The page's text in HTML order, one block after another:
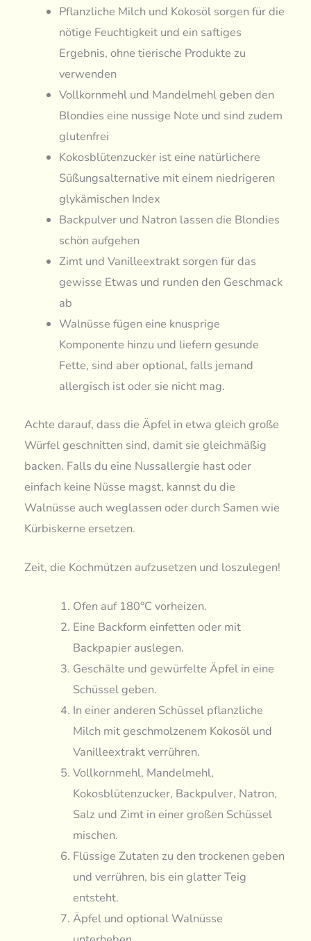
Pflanzliche Milch und Kokosöl sorgen für die
nötige Feuchtigkeit und ein saftiges
Ergebnis, ohne tierische Produkte zu
verwenden
Vollkornmehl und Mandelmehl geben den
Blondies eine nussige Note und sind zudem
glutenfrei
Kokosblütenzucker ist eine natürlichere
Süßungsalternative mit einem niedrigeren
glykämischen Index
Backpulver und Natron lassen die Blondies
schön aufgehen
Zimt und Vanilleextrakt sorgen für das
gewisse Etwas und runden den Geschmack
ab
Walnüsse fügen eine knusprige
Komponente hinzu und liefern gesunde
Fette, sind aber optional, falls jemand
allergisch ist oder sie nicht mag.
Achte darauf, dass die Äpfel in etwa gleich große
Würfel geschnitten sind, damit sie gleichmäßig
backen. Falls du eine Nussallergie hast oder
einfach keine Nüsse magst, kannst du die
Walnüsse auch weglassen oder durch Samen wie
Kürbiskerne ersetzen.
Zeit, die Kochmützen aufzusetzen und loszulegen!
Ofen auf 180°C vorheizen.
Eine Backform einfetten oder mit
Backpapier auslegen.
Geschälte und gewürfelte Äpfel in eine
Schüssel geben.
In einer anderen Schüssel pflanzliche
Milch mit geschmolzenem Kokosöl und
Vanilleextrakt verrühren.
Vollkornmehl, Mandelmehl,
Kokosblütenzucker, Backpulver, Natron,
Salz und Zimt in einer großen Schüssel
mischen.
Flüssige Zutaten zu den trockenen geben
und verrühren, bis ein glatter Teig
entsteht.
Äpfel und optional Walnüsse